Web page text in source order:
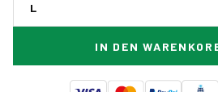
L
IN DEN